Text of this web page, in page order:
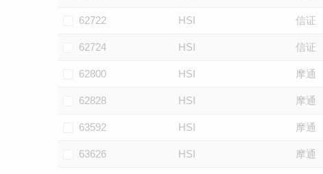
62722 HSI 信证
62724 HSI 信证
62800 HSI 摩通
62828 HSI 摩通
63592 HSI 摩通
63626 HSI 摩通